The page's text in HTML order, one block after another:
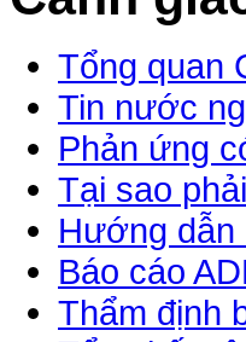
Tổng quan
Tin nước
Phản ứng
Tại sao
Hướng dẫn
Báo cáo
Thẩm định